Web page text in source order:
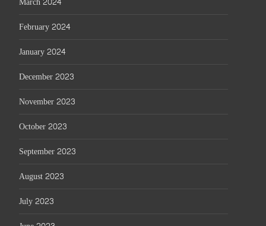
February 2024
January 2024
December 2023
November 2023
October 2023
September 2023
August 2023
July 2023